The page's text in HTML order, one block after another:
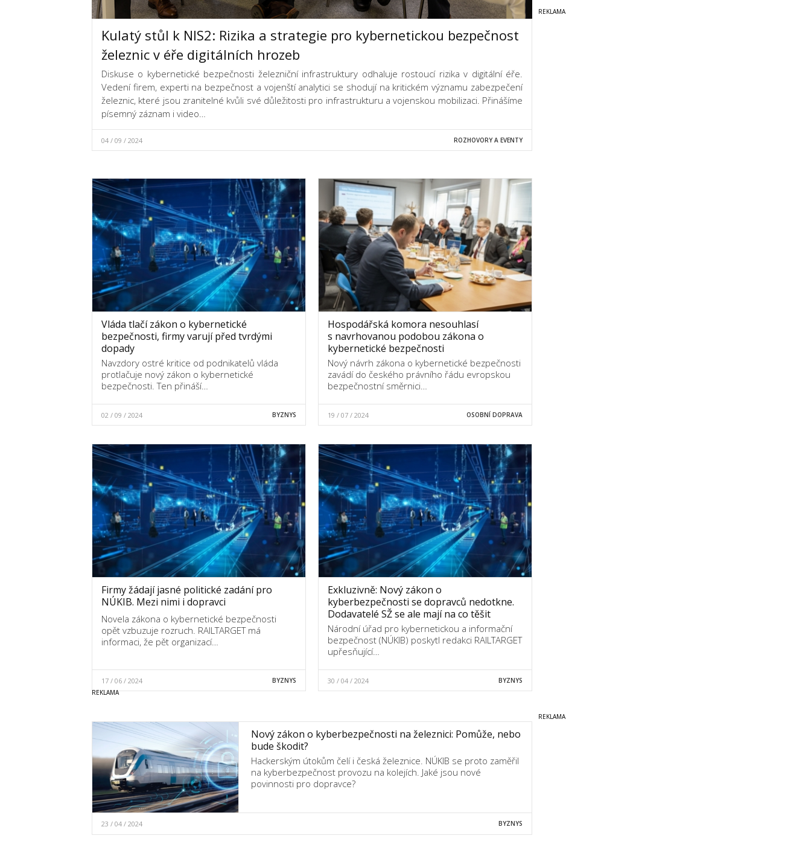
Kulatý stůl k NIS2: Rizika a strategie pro kybernetickou bezpečnost
železnic v éře digitálních hrozeb
Diskuse o kybernetické bezpečnosti železniční infrastruktury odhaluje rostoucí rizika v digitální éře.
Vedení firem, experti na bezpečnost a vojenští analytici se shodují na kritickém významu zabezpečení
železnic, které jsou zranitelné kvůli své důležitosti pro infrastrukturu a vojenskou mobilizaci. Přinášíme
písemný záznam i video…
04 / 09 / 2024 ROZHOVORY A EVENTY
Vláda tlačí zákon o kybernetické
bezpečnosti, firmy varují před tvrdými
dopady
Navzdory ostré kritice od podnikatelů vláda
protlačuje nový zákon o kybernetické
bezpečnosti. Ten přináší…
02 / 09 / 2024 BYZNYS
Hospodářská komora nesouhlasí
s navrhovanou podobou zákona o
kybernetické bezpečnosti
Nový návrh zákona o kybernetické bezpečnosti
zavádí do českého právního řádu evropskou
bezpečnostní směrnici…
19 / 07 / 2024 OSOBNÍ DOPRAVA
Firmy žádají jasné politické zadání pro
NÚKIB. Mezi nimi i dopravci
Novela zákona o kybernetické bezpečnosti
opět vzbuzuje rozruch. RAILTARGET má
informaci, že pět organizací…
17 / 06 / 2024 BYZNYS
Exkluzivně: Nový zákon o
kyberbezpečnosti se dopravců nedotkne.
Dodavatelé SŽ se ale mají na co těšit
Národní úřad pro kybernetickou a informační
bezpečnost (NÚKIB) poskytl redakci RAILTARGET
upřesňující…
30 / 04 / 2024 BYZNYS
Nový zákon o kyberbezpečnosti na železnici: Pomůže, nebo
bude škodit?
Hackerským útokům čelí i česká železnice. NÚKIB se proto zaměřil
na kyberbezpečnost provozu na kolejích. Jaké jsou nové
povinnosti pro dopravce?
23 / 04 / 2024 BYZNYS